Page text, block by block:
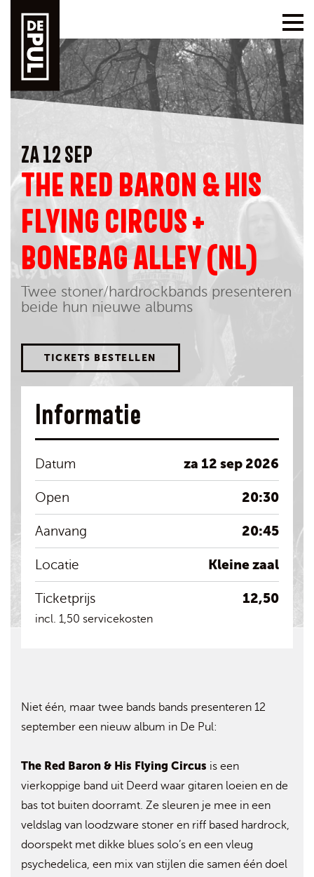
ZA 12 SEP
THE RED BARON & HIS
FLYING CIRCUS +
BONEBAG ALLEY (NL)
Twee stoner/hardrockbands presenteren
beide hun nieuwe albums
TICKETS BESTELLEN
Informatie
Datum za 12 sep 2026
Open 20:30
Aanvang 20:45
Locatie Kleine zaal
Ticketprijs 12,50
incl. 1,50 servicekosten
Niet één, maar twee bands bands presenteren 12
september een nieuw album in De Pul:
The Red Baron & His Flying Circus is een
vierkoppige band uit Deerd waar gitaren loeien en de
bas tot buiten doorramt. Ze sleuren je mee in een
veldslag van loodzware stoner en riff based hardrock,
doorspekt met dikke blues solo’s en een vleug
psychedelica, een mix van stijlen die samen één doel